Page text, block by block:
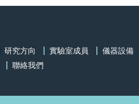
研究方向 實驗室成員 儀器設備
聯絡我們